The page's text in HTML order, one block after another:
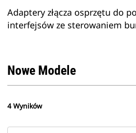
Adaptery złącza osprzętu do
interfejsów ze sterowaniem
Nowe Modele
4 Wyników